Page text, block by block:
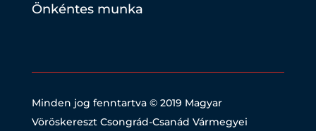
Önkéntes munka
Minden jog fenntartva © 2019 Magyar
Vöröskereszt Csongrád-Csanád Vármegyei